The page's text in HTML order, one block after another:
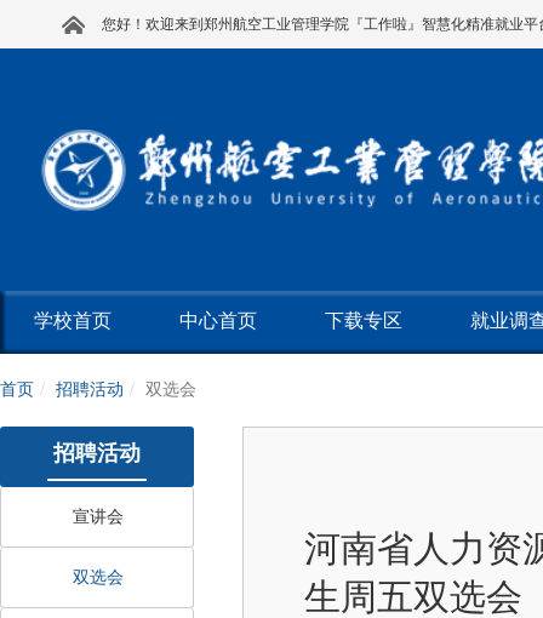
您好！欢迎来到郑州航空工业管理学院『工作啦』智慧化精准就业平
学校首页 中心首页 下载专区 就业调
首页 招聘活动 双选会
招聘活动
宣讲会
双选会
河南省人力资
生周五双选会